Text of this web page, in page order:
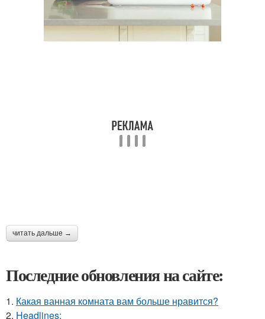
читать дальше →
Последние обновления на сайте:
1. Какая ванная комната вам больше нравится?
2. Headlines: